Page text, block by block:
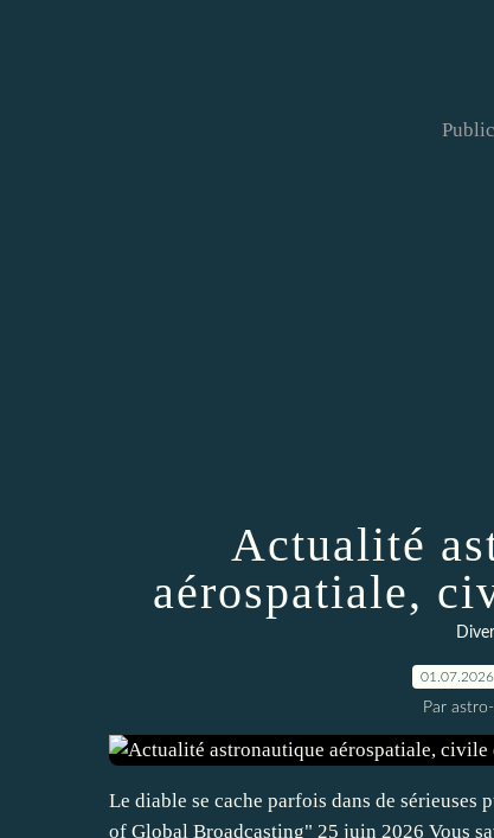
Actualité
aérospatiale,
01.07.2026
Par
Le diable se cache parfois dans de
of Global Broadcasting" 25 juin 2026 Vous